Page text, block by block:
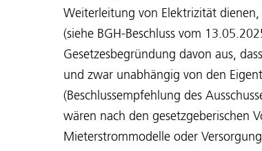
Weiterleitung von Elektrizität dienen,
(siehe BGH-Beschluss vom
Gesetzesbegründung davon aus, dass
und zwar unabhängig von den
(Beschlussempfehlung des
wären nach den gesetzgeberischen
Mieterstrommodelle oder